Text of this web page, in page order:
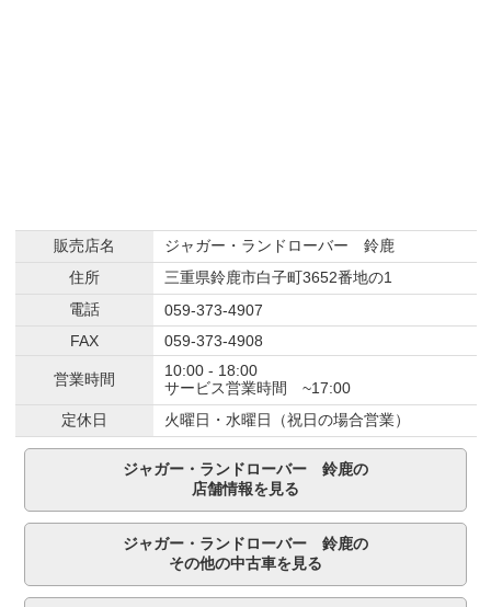
販売店名
ジャガー・ランドローバー 鈴鹿
住所
三重県鈴鹿市白子町3652番地の1
電話
059-373-4907
FAX
059-373-4908
営業時間
10:00 - 18:00
サービス営業時間 ~17:00
定休日
火曜日・水曜日（祝日の場合営業）
ジャガー・ランドローバー 鈴鹿の
店舗情報を見る
ジャガー・ランドローバー 鈴鹿の
その他の中古車を見る